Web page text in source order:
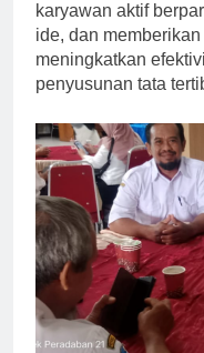
karyawan aktif
ide, dan
meningkatkan
penyusunan tata